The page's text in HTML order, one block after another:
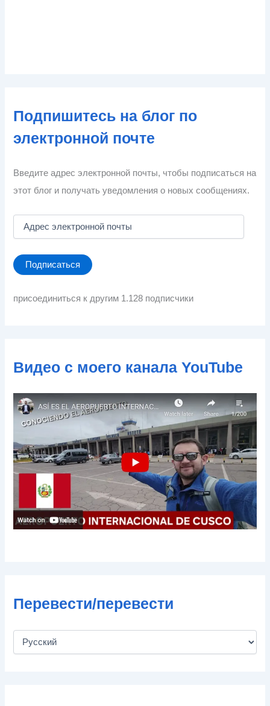
Подпишитесь на блог по
электронной почте
Введите адрес электронной почты, чтобы подписаться на
этот блог и получать уведомления о новых сообщениях.
е
с
е
н
й
п
т
ы
Подписаться
присоединиться к другим 1.128 подписчики
Видео с моего канала YouTube
Перевести/перевести